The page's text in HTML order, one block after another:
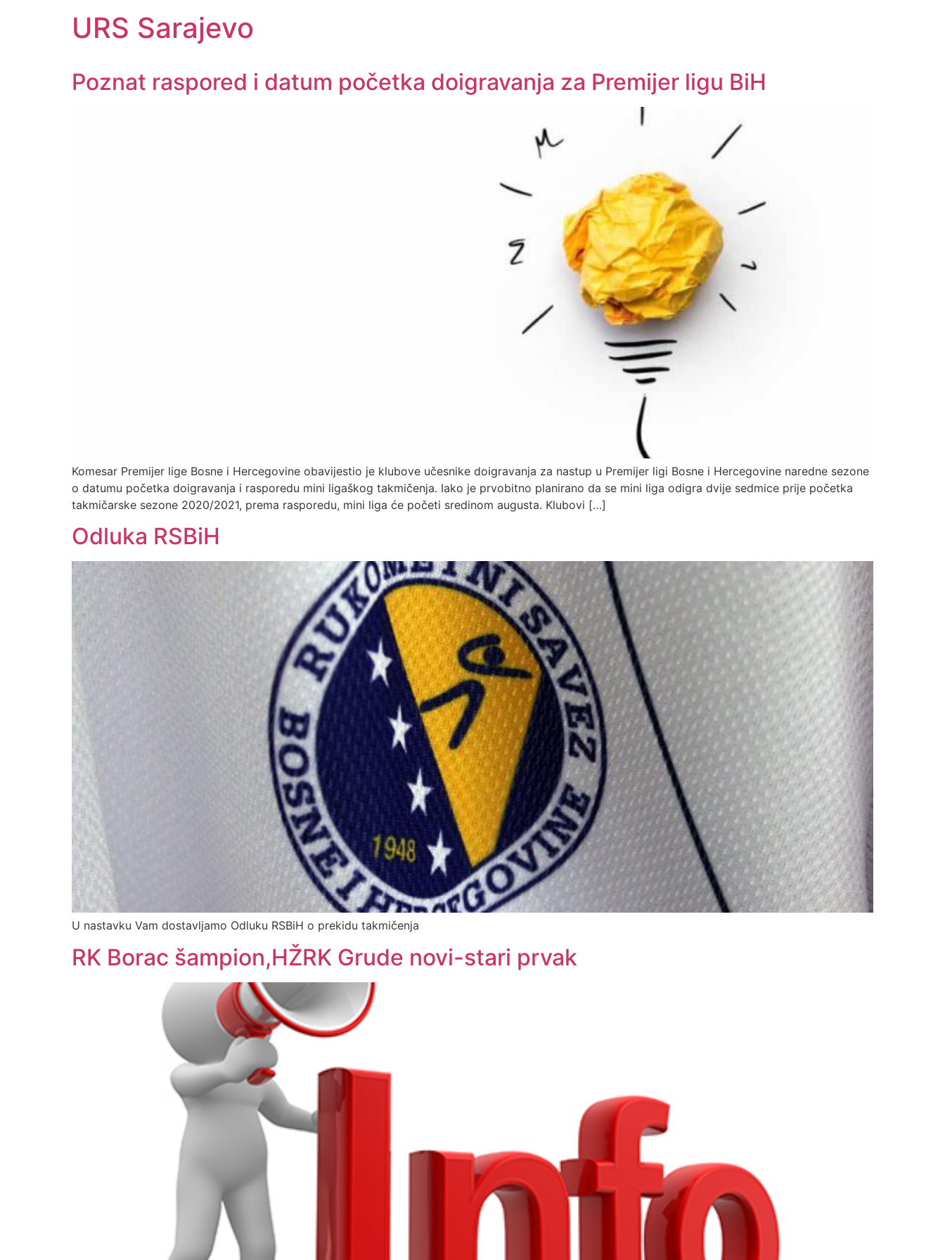
URS Sarajevo
Poznat raspored i datum početka doigravanja za Premijer ligu BiH
Komesar Premijer lige Bosne i Hercegovine obavijestio je klubove učesnike doigravanja za nastup u Premijer ligi Bosne i Hercegovine naredne sezone
o datumu početka doigravanja i rasporedu mini ligaškog takmičenja. Iako je prvobitno planirano da se mini liga odigra dvije sedmice prije početka
takmičarske sezone 2020/2021, prema rasporedu, mini liga će početi sredinom augusta. Klubovi […]
Odluka RSBiH
U nastavku Vam dostavljamo Odluku RSBiH o prekidu takmičenja
RK Borac šampion,HŽRK Grude novi-stari prvak